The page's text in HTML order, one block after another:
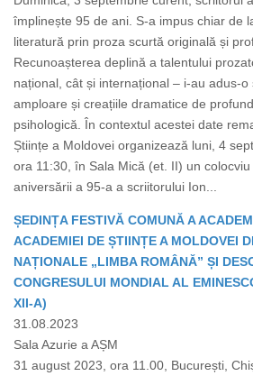
împlinește 95 de ani. S-a impus chiar de
literatură prin proza scurtă originală și
Recunoașterea deplină a talentului
național, cât și internațional – i-au adus-o
amploare și creațiile dramatice de
psihologică. În contextul acestei date
Științe a Moldovei organizează luni, 4
ora 11:30, în Sala Mică (et. II) un
aniversării a 95-a a scriitorului Ion...
ȘEDINȚA FESTIVĂ COMUNĂ A
ACADEMIEI DE ȘTIINȚE A MOLDOVEI
NAȚIONALE „LIMBA ROMÂNĂ” ȘI
CONGRESULUI MONDIAL AL
XII-A)
31.08.2023
Sala Azurie a AȘM
31 august 2023, ora 11.00, București,